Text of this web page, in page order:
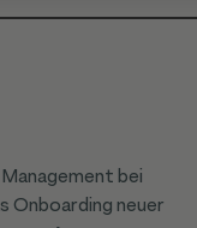
bei
Onboarding neuer